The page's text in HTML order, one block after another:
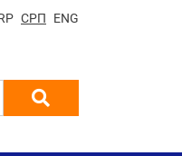
СРП ENG